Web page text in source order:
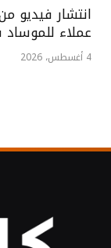
انتشار فيديو
عملاء للموساد
4 أغسطس، 2026